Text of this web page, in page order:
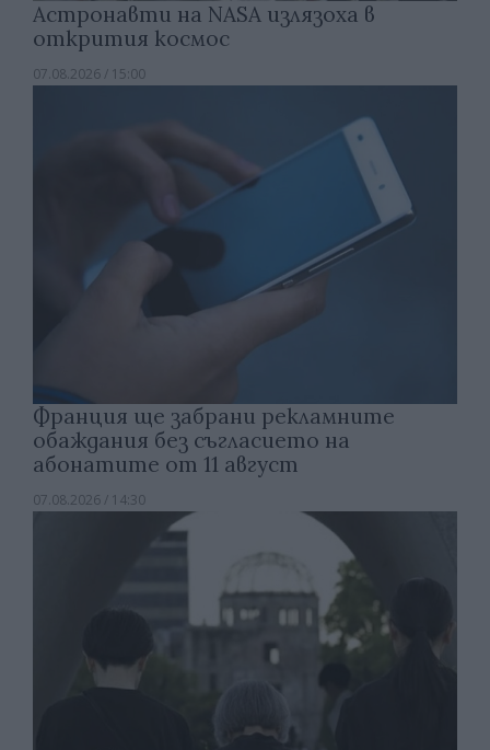
Астронавти на NASA излязоха в
открития космос
07.08.2026 / 15:00
Франция ще забрани рекламните
обаждания без съгласието на
абонатите от 11 август
07.08.2026 / 14:30